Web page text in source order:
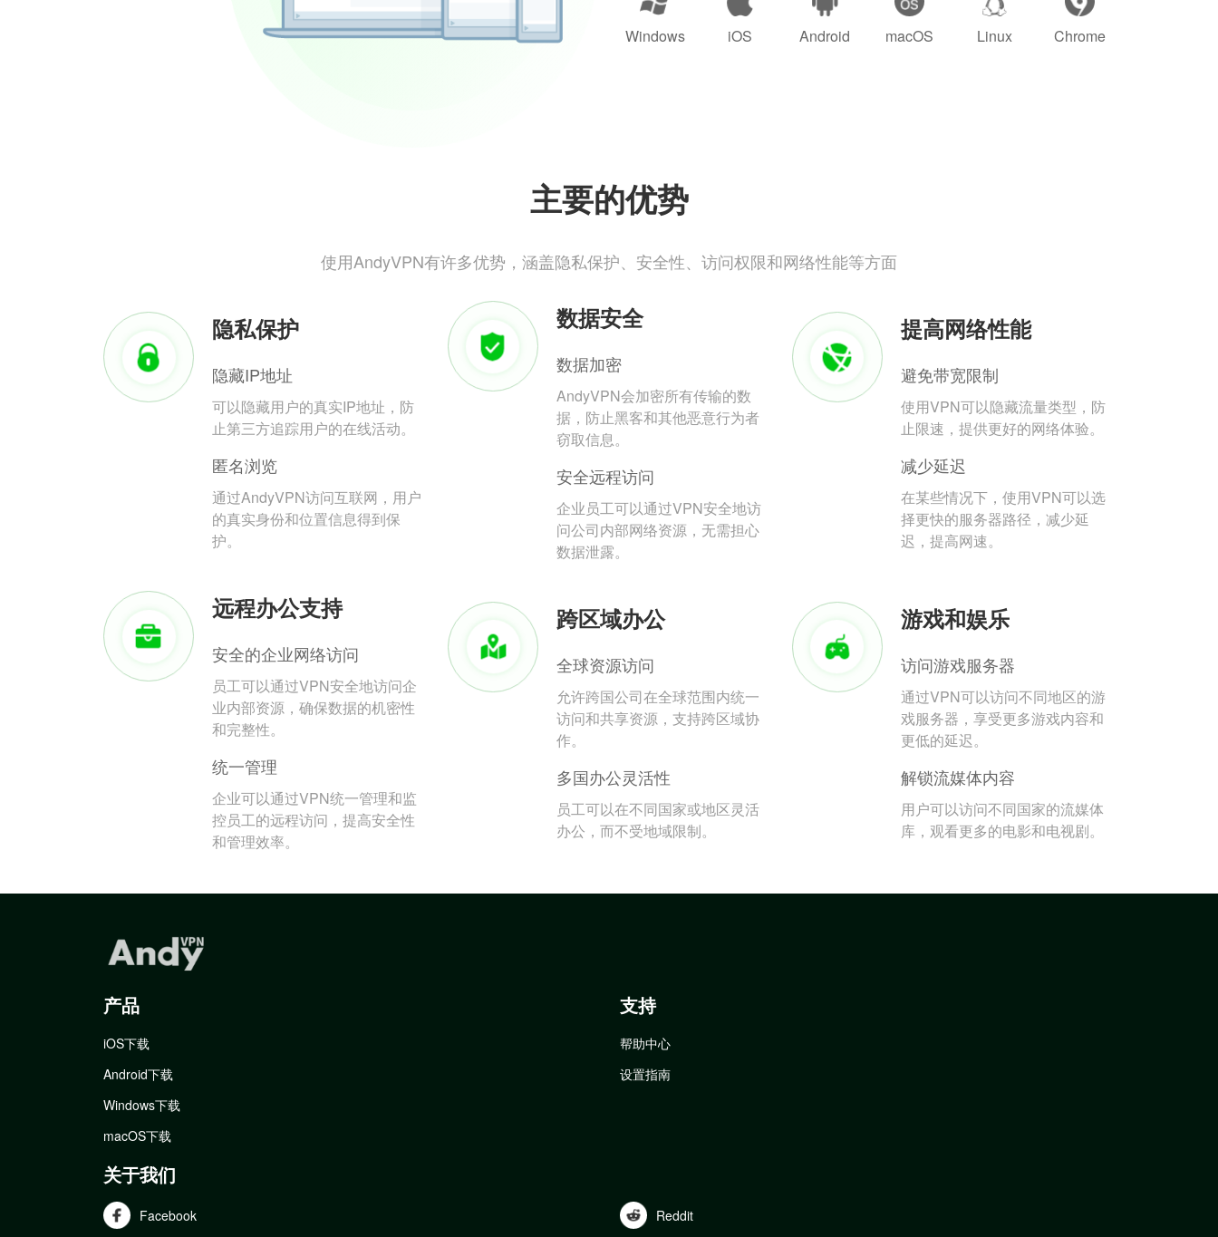
Windows iOS Android macOS Linux Chrome
主要的优势
使用AndyVPN有许多优势，涵盖隐私保护、安全性、访问权限和网络性能等方面
隐私保护
隐藏IP地址
可以隐藏用户的真实IP地址，防
止第三方追踪用户的在线活动。
匿名浏览
通过AndyVPN访问互联网，用户
的真实身份和位置信息得到保
护。
数据安全
数据加密
AndyVPN会加密所有传输的数
据，防止黑客和其他恶意行为者
窃取信息。
安全远程访问
企业员工可以通过VPN安全地访
问公司内部网络资源，无需担心
数据泄露。
提高网络性能
避免带宽限制
使用VPN可以隐藏流量类型，防
止限速，提供更好的网络体验。
减少延迟
在某些情况下，使用VPN可以选
择更快的服务器路径，减少延
迟，提高网速。
远程办公支持
安全的企业网络访问
员工可以通过VPN安全地访问企
业内部资源，确保数据的机密性
和完整性。
统一管理
企业可以通过VPN统一管理和监
控员工的远程访问，提高安全性
和管理效率。
跨区域办公
全球资源访问
允许跨国公司在全球范围内统一
访问和共享资源，支持跨区域协
作。
多国办公灵活性
员工可以在不同国家或地区灵活
办公，而不受地域限制。
游戏和娱乐
访问游戏服务器
通过VPN可以访问不同地区的游
戏服务器，享受更多游戏内容和
更低的延迟。
解锁流媒体内容
用户可以访问不同国家的流媒体
库，观看更多的电影和电视剧。
产品
iOS下载
Android下载
Windows下载
macOS下载
支持
帮助中心
设置指南
关于我们
Facebook Reddit